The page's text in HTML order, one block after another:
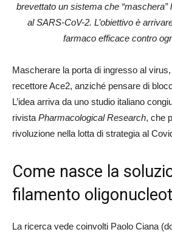
brevettato un sistema che “maschera”
al SARS-CoV-2. L’obiettivo è
farmaco efficace contro
Mascherare la porta di ingresso al
recettore Ace2, anziché pensare di
L’idea arriva da uno studio italiano
rivista Pharmacological Research, che
rivoluzione nella lotta di strategia al
Come nasce la
filamento
La ricerca vede coinvolti Paolo Ciana